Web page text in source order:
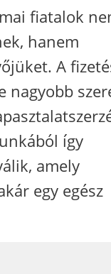
fiatalok
hanem
A
nagyobb
így
amely
egy egész